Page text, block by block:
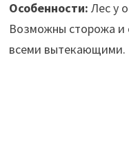
Особенности: Лес у
Возможны сторожа и
всеми вытекающими.